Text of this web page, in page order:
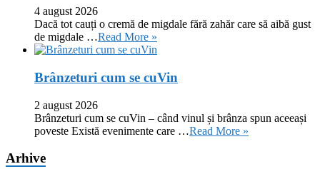
4 august 2026
Dacă tot cauți o cremă de migdale fără zahăr care să aibă gust
de migdale …Read More »
Brânzeturi cum se cuVin
2 august 2026
Brânzeturi cum se cuVin – când vinul și brânza spun aceeași
poveste Există evenimente care …Read More »
Arhive